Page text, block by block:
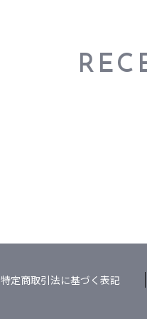
特定商取引法に基づく表記